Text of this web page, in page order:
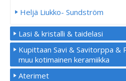
Heljä Liukko- Sundström
Lasi & kristalli & taidelasi
Kupittaan Savi & Savitorppa &
muu kotimainen keramiikka
Aterimet